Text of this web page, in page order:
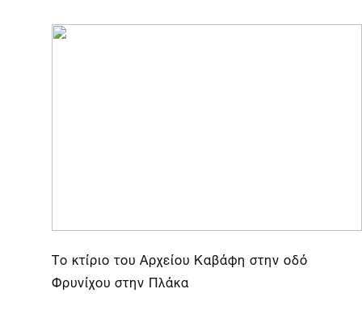
Το κτίριο του Αρχείου Καβάφη στην οδό
Φρυνίχου στην Πλάκα